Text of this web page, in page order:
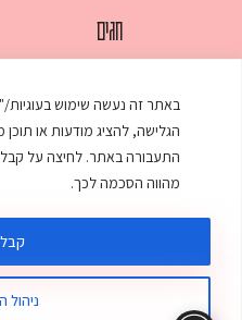
באתר זה נעשה שימוש בעוגיות/
הגלישה, להציג מודעות או
התעבורה באתר. לחיצה על
מהווה הסכמה לכך.
ניהול
חגים
מאפים
ממולאים
מרקים
© כל הזכויות שמורות לענת